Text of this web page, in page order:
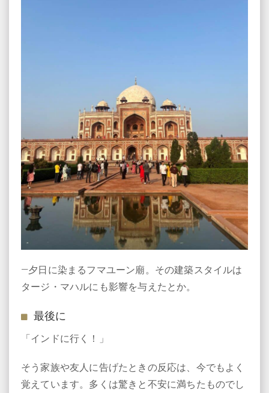
―夕日に染まるフマユーン廟。その建築スタイルは
タージ・マハルにも影響を与えたとか。
最後に
「インドに行く！」
そう家族や友人に告げたときの反応は、今でもよく
覚えています。多くは驚きと不安に満ちたものでし